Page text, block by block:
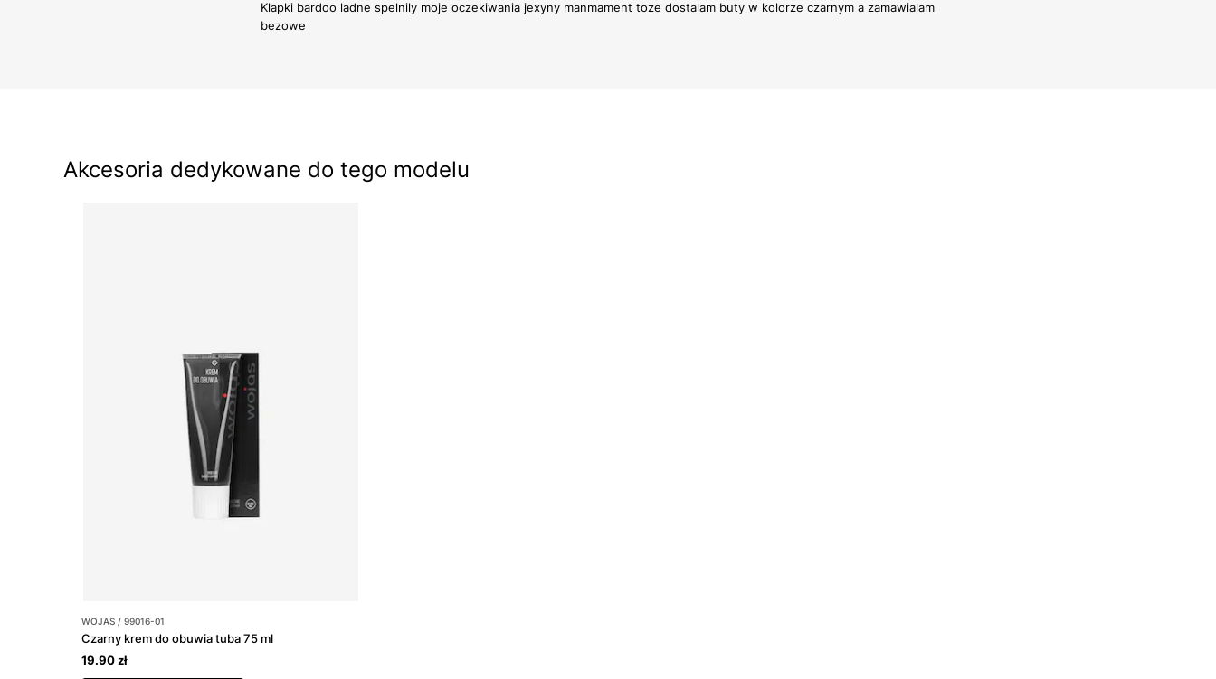
Klapki bardoo ladne spelnily moje oczekiwania jexyny manmament toze dostalam buty w kolorze czarnym a zamawialam
bezowe
Akcesoria dedykowane do tego modelu
WOJAS / 99016-01
Czarny krem do obuwia tuba 75 ml
19.90 zł